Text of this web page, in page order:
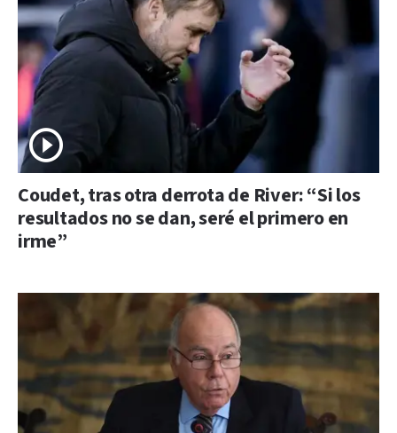
Coudet, tras otra derrota de River: “Si los
resultados no se dan, seré el primero en
irme”